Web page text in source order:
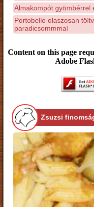
Almakompót gyömbérrel
Portobello olaszosan
paradicsommmal
Content on this page
Adobe
Zsuzsi